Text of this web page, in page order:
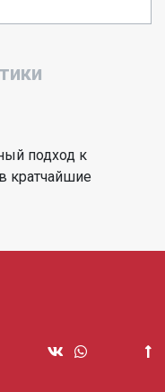
подход к
кратчайшие